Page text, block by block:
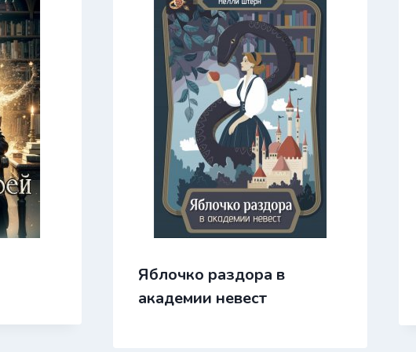
Яблочко раздора в
академии невест